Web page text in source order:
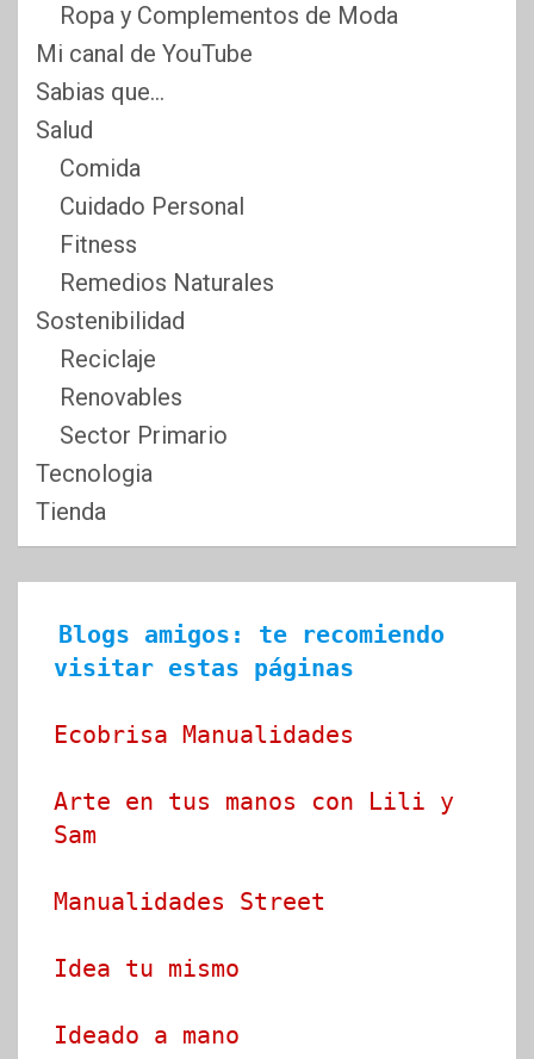
Ropa y Complementos de Moda
Mi canal de YouTube
Sabias que…
Salud
Comida
Cuidado Personal
Fitness
Remedios Naturales
Sostenibilidad
Reciclaje
Renovables
Sector Primario
Tecnologia
Tienda
Blogs amigos: te recomiendo
visitar estas páginas
Ecobrisa Manualidades
Arte en tus manos con Lili y
Sam
Manualidades Street
Idea tu mismo
Ideado a mano